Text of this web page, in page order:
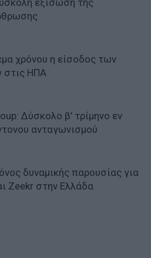
χρόνου η είσοδος των
στις ΗΠΑ
Δύσκολο β’ τρίμηνο εν
ανταγωνισμού
δυναμικής παρουσίας για
Zeekr στην Ελλάδα